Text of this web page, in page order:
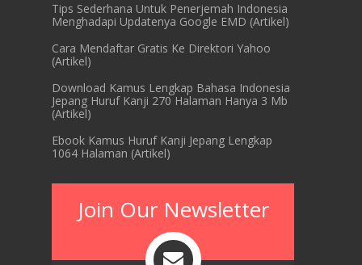
Tips Sederhana Untuk Penerjemah Indonesia
Menghadapi Updatenya Google EMD (Artikel)
Cara Mendaftar Gratis Ke Direktori Yahoo
(Artikel)
Download Kamus Lengkap Bahasa Indonesia
Jepang Huruf Kanji 270 Halaman Hanya 3 Mb
(Artikel)
Ebook Kamus Huruf Kanji Jepang Lengkap
1064 Halaman (Artikel)
Join Our Newsletter